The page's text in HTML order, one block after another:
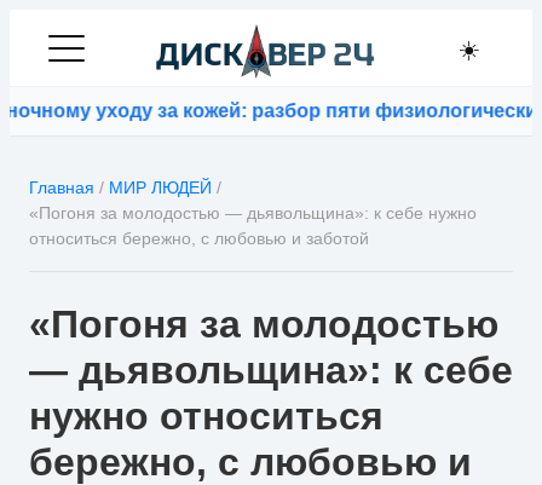
☀️
уходу за кожей: разбор пяти физиологических
Главная / МИР ЛЮДЕЙ /
«Погоня за молодостью — дьявольщина»: к себе нужно
относиться бережно, с любовью и заботой
«Погоня за молодостью
— дьявольщина»: к себе
нужно относиться
бережно, с любовью и